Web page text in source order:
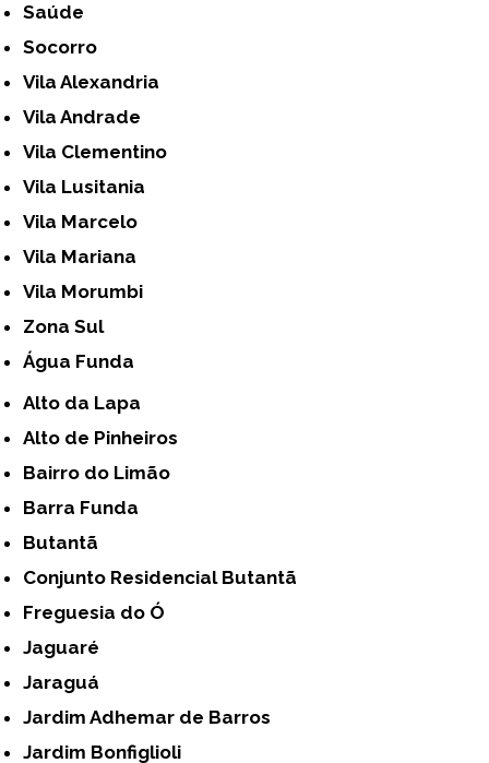
Saúde
Socorro
Vila Alexandria
Vila Andrade
Vila Clementino
Vila Lusitania
Vila Marcelo
Vila Mariana
Vila Morumbi
Zona Sul
Água Funda
Alto da Lapa
Alto de Pinheiros
Bairro do Limão
Barra Funda
Butantã
Conjunto Residencial Butantã
Freguesia do Ó
Jaguaré
Jaraguá
Jardim Adhemar de Barros
Jardim Bonfiglioli